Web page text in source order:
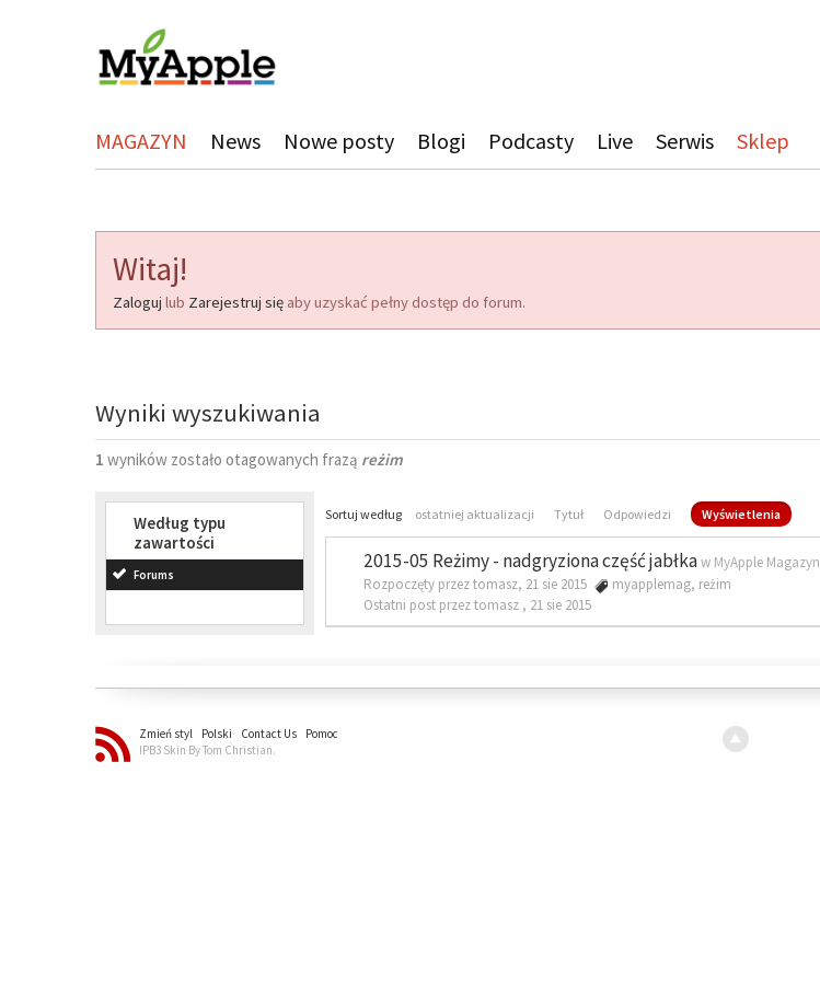
MAGAZYN News Nowe posty Blogi Podcasty Live Serwis Sklep
Witaj!
Zaloguj lub Zarejestruj się aby uzyskać pełny dostęp do forum.
Wyniki wyszukiwania
1 wyników zostało otagowanych frazą reżim
Według typu
zawartości
Forums
Sortuj według ostatniej aktualizacji Tytuł Odpowiedzi Wyświetlenia
2015-05 Reżimy - nadgryziona część jabłkaw MyApple Magazyn
Rozpoczęty przez tomasz, 21 sie 2015
myapplemag, reżim
Ostatni post przez tomasz , 21 sie 2015
Zmień styl Polski Contact Us
Pomoc
IPB3 Skin By Tom Christian.